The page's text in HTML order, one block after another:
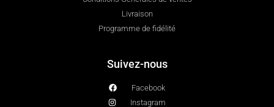
Livraison
Programme de fidélité
Suivez-nous
Facebook
Instagram